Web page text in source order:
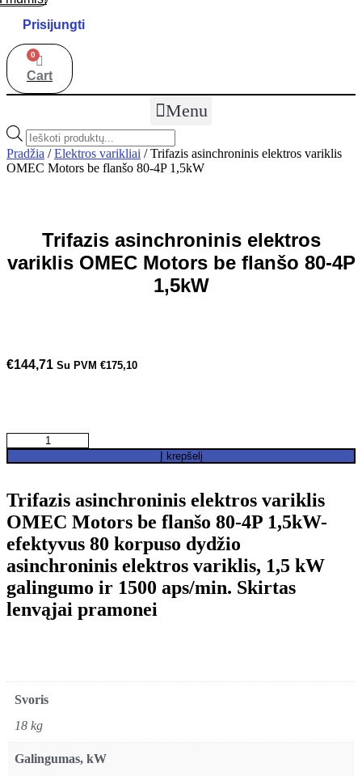
Prisijungti
0
Cart
Menu
Products
search
Pradžia /Elektros varikliai / Trifazis asinchroninis elektros variklis
OMEC Motors be flanšo 80-4P 1,5kW
Trifazis asinchroninis elektros
variklis OMEC Motors be flanšo 80-4P
1,5kW
€144,71 Su PVM €175,10
produkto
kiekis:
Trifazis
elektros
OMEC
Motors
flanšo
80-
4P
1,5kW
Į krepšelį
Trifazis asinchroninis elektros variklis
OMEC Motors be flanšo 80-4P 1,5kW-
efektyvus 80 korpuso dydžio
asinchroninis elektros variklis, 1,5 kW
galingumo ir 1500 aps/min. Skirtas
lenvąjai pramonei
Svoris
18 kg
Galingumas, kW